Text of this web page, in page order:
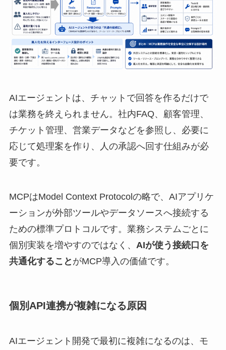
AIエージェントは、チャットで回答を作るだけで
は業務を終えられません。社内FAQ、顧客管理、
チケット管理、営業データなどを参照し、必要に
応じて処理案を作り、人の承認へ回す仕組みが必
要です。
MCPはModel Context Protocolの略で、AIアプリケ
ーションが外部ツールやデータソースへ接続する
ための標準プロトコルです。業務システムごとに
個別実装を増やすのではなく、 AIが使う接続口を
共通化すること がMCP導入の価値です。
個別API連携が複雑になる原因
AIエージェント開発で最初に複雑になるのは、モ